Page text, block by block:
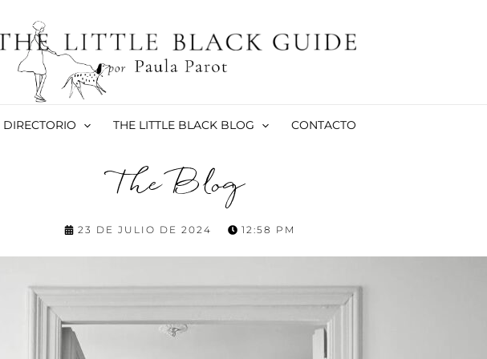
DIRECTORIO THE LITTLE BLACK BLOG CONTACTO
The Blog
23 DE JULIO DE 2024 12:58 PM